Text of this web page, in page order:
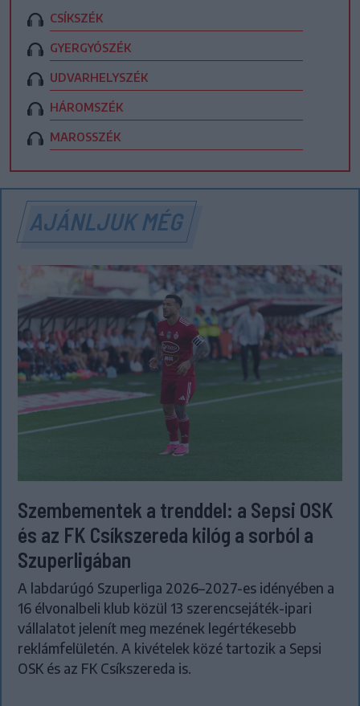
CSÍKSZÉK
GYERGYÓSZÉK
UDVARHELYSZÉK
HÁROMSZÉK
MAROSSZÉK
AJÁNLJUK MÉG
Szembementek a trenddel: a Sepsi OSK
és az FK Csíkszereda kilóg a sorból a
Szuperligában
A labdarúgó Szuperliga 2026–2027-es idényében a
16 élvonalbeli klub közül 13 szerencsejáték-ipari
vállalatot jelenít meg mezének legértékesebb
reklámfelületén. A kivételek közé tartozik a Sepsi
OSK és az FK Csíkszereda is.